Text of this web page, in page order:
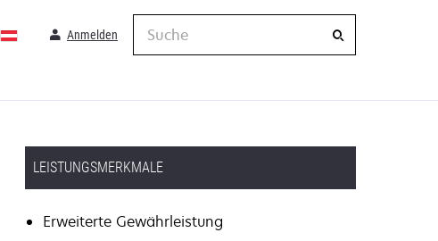
Anmelden
Suche
LEISTUNGSMERKMALE
Erweiterte Gewährleistung